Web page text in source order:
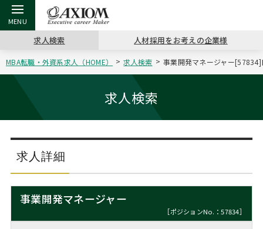
戻る
アクシアムの特長
戻る
コンサ
サービス案内
戻る
キャリ
コンサルタントの紹介
戻る
キャリア支援 TOP
キャリアデザイン講座
（最新求人市場動向）
戻る
MBAの
おわり
ステージ別アドバイス
MBAの転職事例
MBAからのFAQ
戻る
日本か
戻る
転職ツール TOP
英文レジュメの書き方
戻る
パワー
職務経歴書の書き方
戻る
転職コラム TOP
“展”職相談室
転職市場の明日をよめ
戻る
イベント・セミナー TOP
ジョブフェア
キャリアデザインセミナー
戻る
会社概要 TOP
沿革
主なクライアント
求人検索 人材採用をお考えの企業様
MBA転職・外資系求人（HOME） 求人検索 事業開発マネージャー
求人検索
求人詳細
事業開発マネージャー
［ポジションNo.：57834］